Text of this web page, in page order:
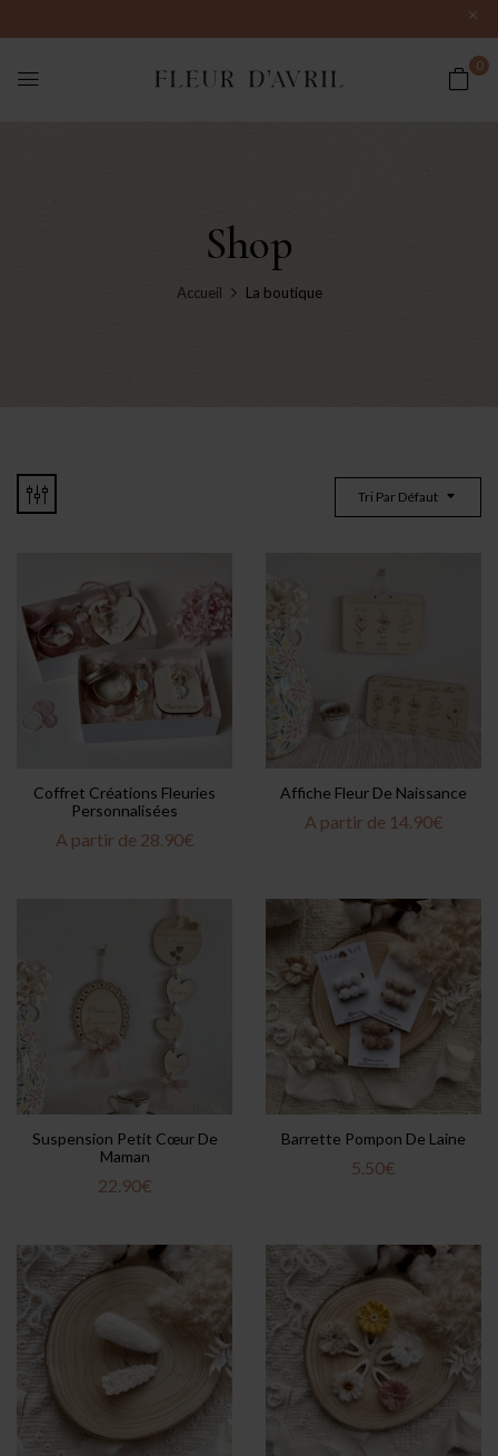
0
Shop
Accueil La boutique
Tri Par Défaut
Coffret Créations Fleuries
Personnalisées
A partir de 28.90€
Affiche Fleur De Naissance
A partir de 14.90€
Suspension Petit Cœur De
Maman
22.90€
Barrette Pompon De Laine
5.50€